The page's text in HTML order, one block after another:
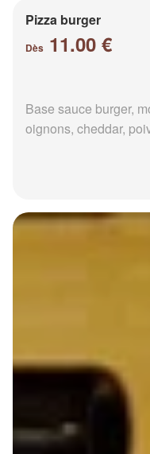
Pizza burger
Dès 11.00 €
Base sauce burger,
oignons, cheddar,